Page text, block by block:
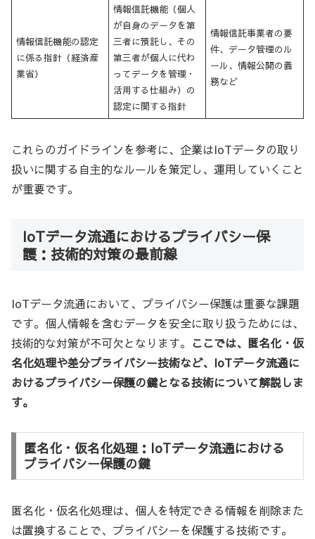
情報信託機能の認定
に係る指針（経済産
業省）
情報信託機能（個人
が自身のデータを第
三者に預託し、その
第三者が個人に代わ
ってデータを管理・
活用する仕組み）の
認定に関する指針
情報信託事業者の要
件、データ管理のル
ール、情報公開の義
務など
これらのガイドラインを参考に、企業はIoTデータの取り
扱いに関する自主的なルールを策定し、運用していくこと
が重要です。
IoTデータ流通におけるプライバシー保
護：技術的対策の最前線
IoTデータ流通において、プライバシー保護は重要な課題
です。個人情報を含むデータを安全に取り扱うためには、
技術的な対策が不可欠となります。 ここでは、匿名化・仮
名化処理や差分プライバシー技術など、IoTデータ流通に
おけるプライバシー保護の鍵となる技術について解説しま
す。
匿名化・仮名化処理：IoTデータ流通における
プライバシー保護の鍵
匿名化・仮名化処理は、個人を特定できる情報を削除また
は置換することで、プライバシーを保護する技術です。